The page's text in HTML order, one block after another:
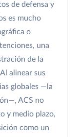
de defensa y
es mucho
o
una
de la
alinear sus
globales —la
ACS no
y medio plazo,
como un